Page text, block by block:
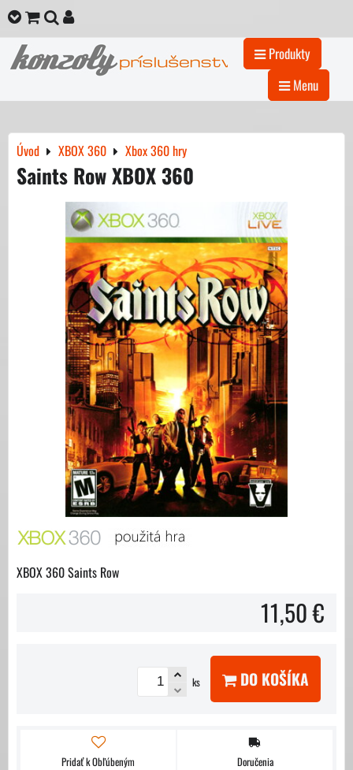
Produkty
Menu
Úvod XBOX 360 Xbox 360 hry
Saints Row XBOX 360
XBOX 360 Saints Row
11,50 €
ks DO KOŠÍKA
Pridať k Obľúbeným Doručenia